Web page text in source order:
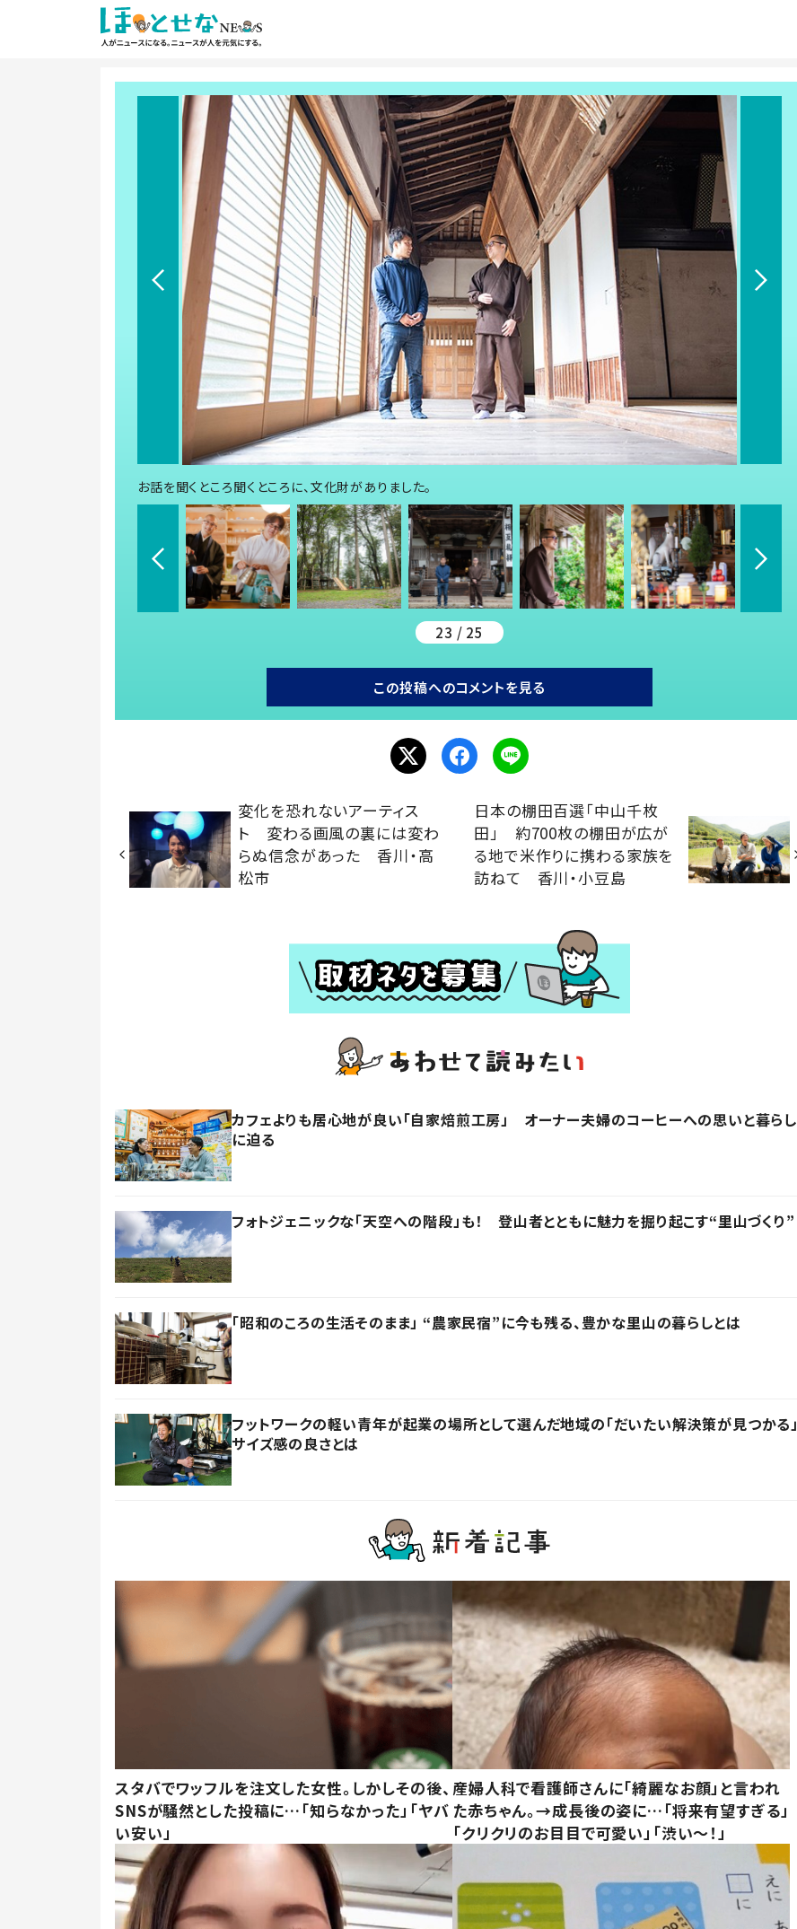
お話を聞くところ聞くところに、文化財がありました。
23 / 25
この投稿へのコメントを見る
変化を恐れないアーティス
ト 変わる画風の裏には変わ
らぬ信念があった 香川・高
松市
日本の棚田百選「中山千枚
田」 約700枚の棚田が広が
る地で米作りに携わる家族を
訪ねて 香川・小豆島
カフェよりも居心地が良い「自家焙煎工房」 オーナー夫婦のコーヒーへの思いと暮らし
に迫る
フォトジェニックな「天空への階段」も！ 登山者とともに魅力を掘り起こす“里山づくり”
「昭和のころの生活そのまま」 “農家民宿”に今も残る、豊かな里山の暮らしとは
フットワークの軽い青年が起業の場所として選んだ地域の「だいたい解決策が見つかる」
サイズ感の良さとは
スタバでワッフルを注文した女性。しかしその後、
SNSが騒然とした投稿に…「知らなかった」「ヤバ
い安い」
産婦人科で看護師さんに「綺麗なお顔」と言われ
た赤ちゃん。→成長後の姿に…「将来有望すぎる」
「クリクリのお目目で可愛い」「渋い～！」